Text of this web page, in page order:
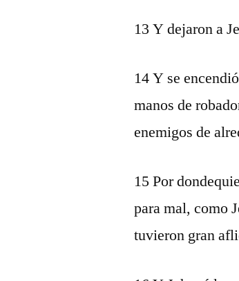
13 Y dejaron a
14 Y se
manos de
enemigos de
15 Por
para mal, como
tuvieron gran